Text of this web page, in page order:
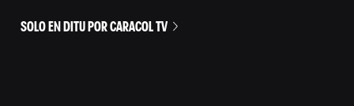
SOLO EN DITU POR CARACOL TV